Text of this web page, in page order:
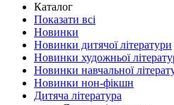
Каталог
Показати всі
Новинки
Новинки дитячої літератури
Новинки художньої
Новинки навчальної
Новинки нон-фікшн
Дитяча література